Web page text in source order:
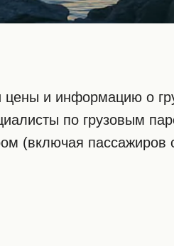
цены и информацию о
по грузовым
(включая пассажиров